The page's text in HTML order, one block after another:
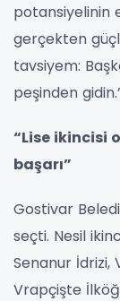
potansiyelinin
gerçekten
tavsiyem:
peşinden
“Lise ikincisi
başarı”
Gostivar
seçti. Nesil
Senanur İdrizi,
Vrapçişte